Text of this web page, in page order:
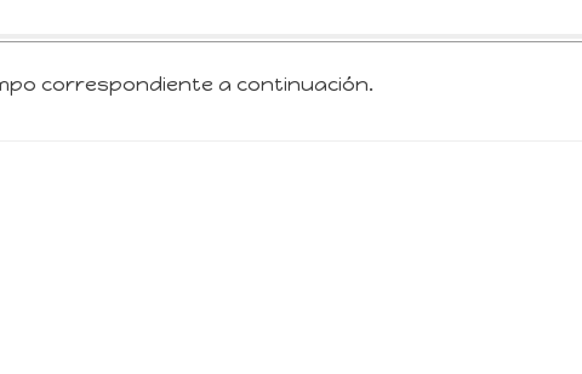
correspondiente a continuación.